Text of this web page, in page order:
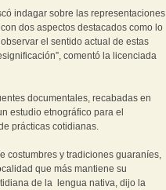
indagar sobre las representaciones
dos aspectos destacados como lo
el sentido actual de estas
comentó la licenciada
documentales, recabadas en
estudio etnográfico para el
prácticas cotidianas.
costumbres y tradiciones guaraníes,
que más mantiene su
de la lengua nativa, dijo la